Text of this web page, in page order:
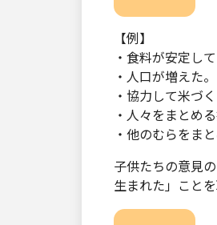
【例】
・食料が安定し
・人口が増えた。
・協力して米づ
・人々をまとめ
・他のむらをま
子供たちの意見
生まれた」ことを